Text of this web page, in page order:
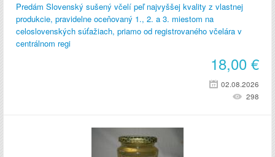
Predám Slovenský sušený včelí peľ najvyššej kvality z vlastnej
produkcie, pravidelne oceňovaný 1., 2. a 3. miestom na
celoslovenských súťažiach, priamo od registrovaného včelára v
centrálnom regi
18,00 €
02.08.2026
298